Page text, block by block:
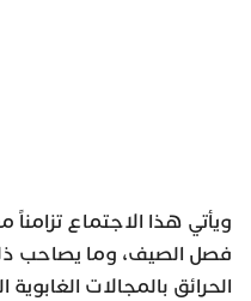
ويأتي هذا الاجتماع تزامناً
فصل الصيف، وما يصاحب
الحرائق بالمجالات